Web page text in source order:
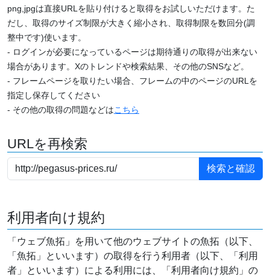
png,jpgは直接URLを貼り付けると取得をお試しいただけます。た
だし、取得のサイズ制限が大きく縮小され、取得制限を数回分(調
整中です)使います。
- ログインが必要になっているページは期待通りの取得が出来ない
場合があります。Xのトレンドや検索結果、その他のSNSなど。
- フレームページを取りたい場合、フレームの中のページのURLを
指定し保存してください
- その他の取得の問題などはこちら
URLを再検索
利用者向け規約
「ウェブ魚拓」を用いて他のウェブサイトの魚拓（以下、
「魚拓」といいます）の取得を行う利用者（以下、「利用
者」といいます）による利用には、「利用者向け規約」の